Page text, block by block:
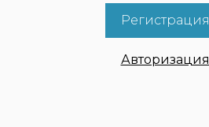
Авторизация